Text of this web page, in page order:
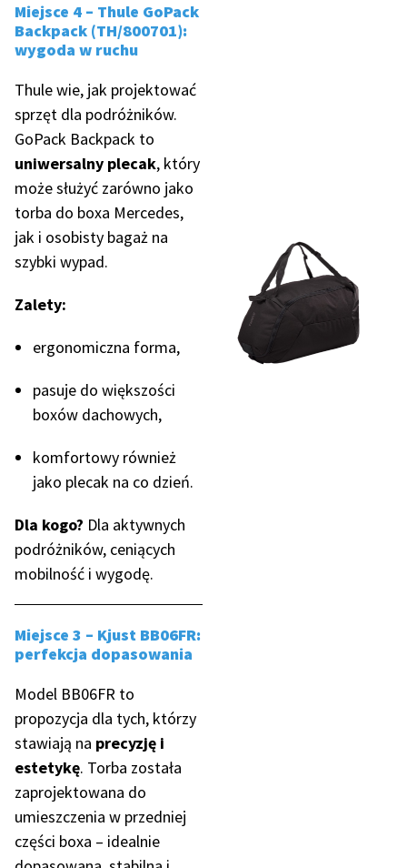
Miejsce 4 – Thule GoPack
Backpack (TH/800701):
wygoda w ruchu
Thule wie, jak projektować
sprzęt dla podróżników.
GoPack Backpack to
uniwersalny plecak, który
może służyć zarówno jako
torba do boxa Mercedes,
jak i osobisty bagaż na
szybki wypad.
Zalety:
ergonomiczna forma,
pasuje do większości
boxów dachowych,
komfortowy również
jako plecak na co dzień.
Dla kogo? Dla aktywnych
podróżników, ceniących
mobilność i wygodę.
Miejsce 3 – Kjust BB06FR:
perfekcja dopasowania
Model BB06FR to
propozycja dla tych, którzy
stawiają na precyzję i
estetykę. Torba została
zaprojektowana do
umieszczenia w przedniej
części boxa – idealnie